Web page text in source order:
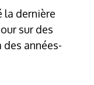
la dernière
sur des
années-